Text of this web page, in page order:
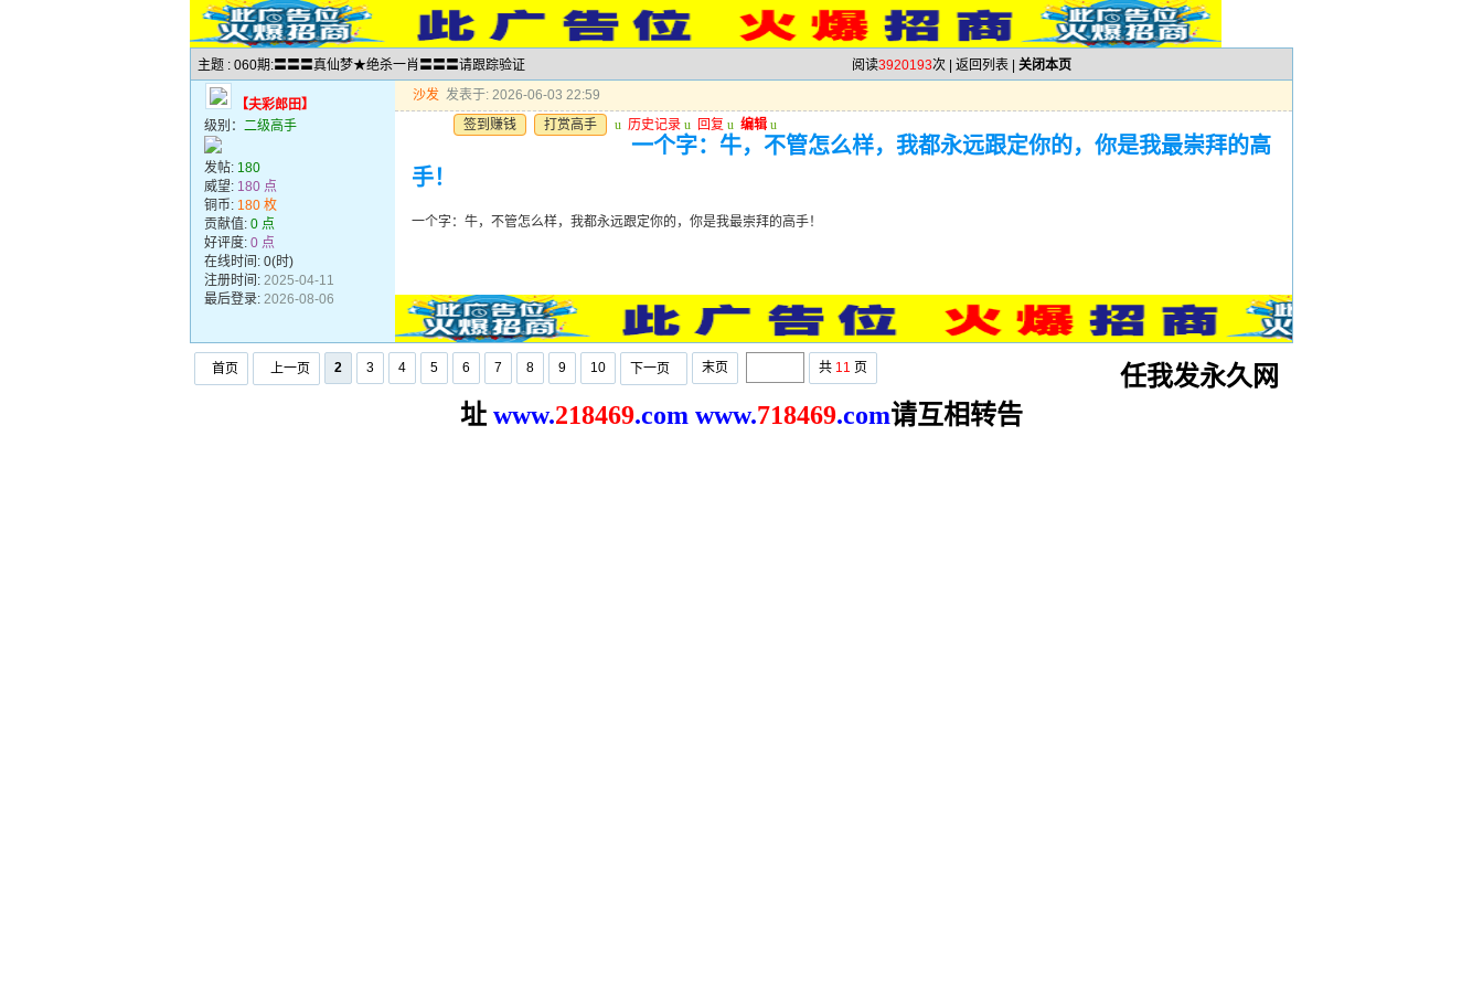
主题 : 060期:〓〓〓真仙梦★绝杀一肖〓〓〓请跟踪验证 阅读3920193次 | 返回列表 关闭本页
【夫彩郎田】
级别： 二级高手
发帖: 180
威望: 180 点
铜币: 180 枚
贡献值: 0 点
好评度: 0 点
在线时间: 0(时)
注册时间: 2025-04-11
最后登录: 2026-08-06
沙发 发表于: 2026-06-03 22:59
签到赚钱
打赏高手 u 历史记录 u 回复 u 编辑 u
一个字：牛，不管怎么样，我都永远跟定你的，你是我最崇拜的高
手！
一个字：牛，不管怎么样，我都永远跟定你的，你是我最崇拜的高手！
首页 上一页 2 3 4 5 6 7 8 9 10 下一页 末页 共 11 页
任我发永久网
址 www.218469.com www.718469.com请互相转告